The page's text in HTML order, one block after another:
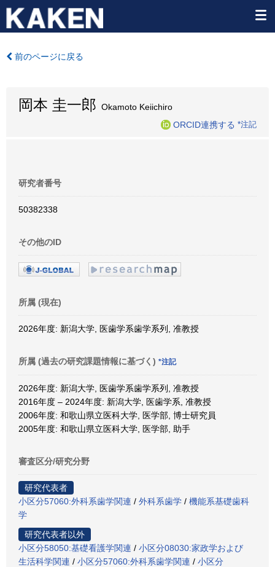
前のページに戻る
岡本 圭一郎 Okamoto Keiichiro
ORCID連携する *注記
研究者番号
50382338
その他のID
所属 (現在)
2026年度: 新潟大学, 医歯学系歯学系列, 准教授
所属 (過去の研究課題情報に基づく) *注記
2026年度: 新潟大学, 医歯学系歯学系列, 准教授
2016年度 – 2024年度: 新潟大学, 医歯学系, 准教授
2006年度: 和歌山県立医科大学, 医学部, 博士研究員
2005年度: 和歌山県立医科大学, 医学部, 助手
審査区分/研究分野
研究代表者
小区分57060:外科系歯学関連 / 外科系歯学 / 機能系基礎歯科
学
研究代表者以外
小区分58050:基礎看護学関連 / 小区分08030:家政学および
生活科学関連 / 小区分57060:外科系歯学関連 / 小区分